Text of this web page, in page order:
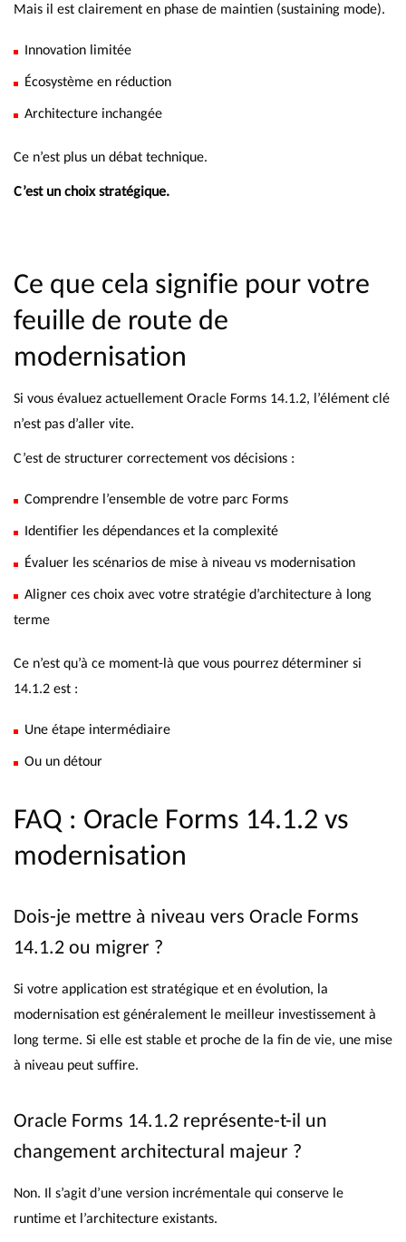
Mais il est clairement en phase de maintien (sustaining mode).
Innovation limitée
Écosystème en réduction
Architecture inchangée
Ce n’est plus un débat technique.
C’est un choix stratégique.
Ce que cela signifie pour votre
feuille de route de
modernisation
Si vous évaluez actuellement Oracle Forms 14.1.2, l’élément clé
n’est pas d’aller vite.
C’est de structurer correctement vos décisions :
Comprendre l’ensemble de votre parc Forms
Identifier les dépendances et la complexité
Évaluer les scénarios de mise à niveau vs modernisation
Aligner ces choix avec votre stratégie d’architecture à long
terme
Ce n’est qu’à ce moment-là que vous pourrez déterminer si
14.1.2 est :
Une étape intermédiaire
Ou un détour
FAQ : Oracle Forms 14.1.2 vs
modernisation
Dois-je mettre à niveau vers Oracle Forms
14.1.2 ou migrer ?
Si votre application est stratégique et en évolution, la
modernisation est généralement le meilleur investissement à
long terme. Si elle est stable et proche de la fin de vie, une mise
à niveau peut suffire.
Oracle Forms 14.1.2 représente-t-il un
changement architectural majeur ?
Non. Il s’agit d’une version incrémentale qui conserve le
runtime et l’architecture existants.